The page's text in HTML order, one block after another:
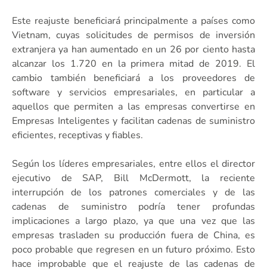
Este reajuste beneficiará principalmente a países como
Vietnam, cuyas solicitudes de permisos de inversión
extranjera ya han aumentado en un 26 por ciento hasta
alcanzar los 1.720 en la primera mitad de 2019. El
cambio también beneficiará a los proveedores de
software y servicios empresariales, en particular a
aquellos que permiten a las empresas convertirse en
Empresas Inteligentes y facilitan cadenas de suministro
eficientes, receptivas y fiables.
Según los líderes empresariales, entre ellos el director
ejecutivo de SAP, Bill McDermott, la reciente
interrupción de los patrones comerciales y de las
cadenas de suministro podría tener profundas
implicaciones a largo plazo, ya que una vez que las
empresas trasladen su producción fuera de China, es
poco probable que regresen en un futuro próximo. Esto
hace improbable que el reajuste de las cadenas de